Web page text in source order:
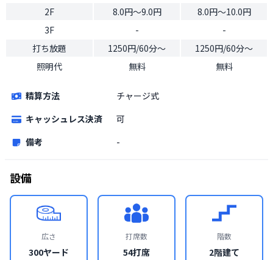
2F
8.0円〜9.0円
8.0円〜10.0円
3F
-
-
打ち放題
1250円/60分〜
1250円/60分〜
照明代
無料 無料
精算方法
チャージ式
キャッシュレス決済
可
備考
-
設備
広さ
300ヤード
打席数
54打席
階数
2階建て